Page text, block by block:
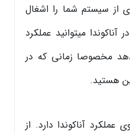
از سیستم شما را اشغال
میتوانید عملکرد
مخصوصا زمانی که در
هستید.
عملکرد آناکوندا دارد. از